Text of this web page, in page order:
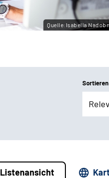
Quelle:Isabella
Listenansicht